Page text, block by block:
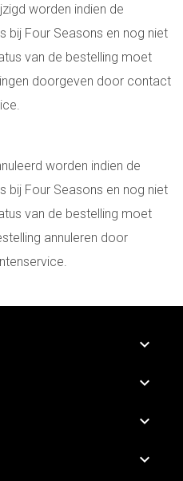
worden indien de
bij Four Seasons en nog niet
van de bestelling moet
doorgeven door contact
worden indien de
bij Four Seasons en nog niet
van de bestelling moet
annuleren door